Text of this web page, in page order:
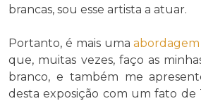
brancas, sou esse artista a atuar.
Portanto, é mais umaabordagem
que, muitas vezes, faço as
branco, e também me
desta exposição com um fato de